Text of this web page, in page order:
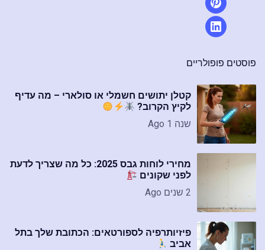
פוסטים פופולריים
קטלן יתושים חשמלי או סולארי – מה עדיף
לקיץ הקרוב?
שנה 1 Ago
מחירי לוחות גבס 2025: כל מה שצריך לדעת
לפני שקונים
2 שנים Ago
פיזיותרפיה לספורטאים: הכתובת שלך בתל
אביב